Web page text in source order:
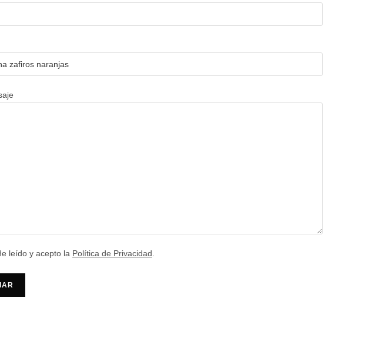
leído y acepto la Política de Privacidad